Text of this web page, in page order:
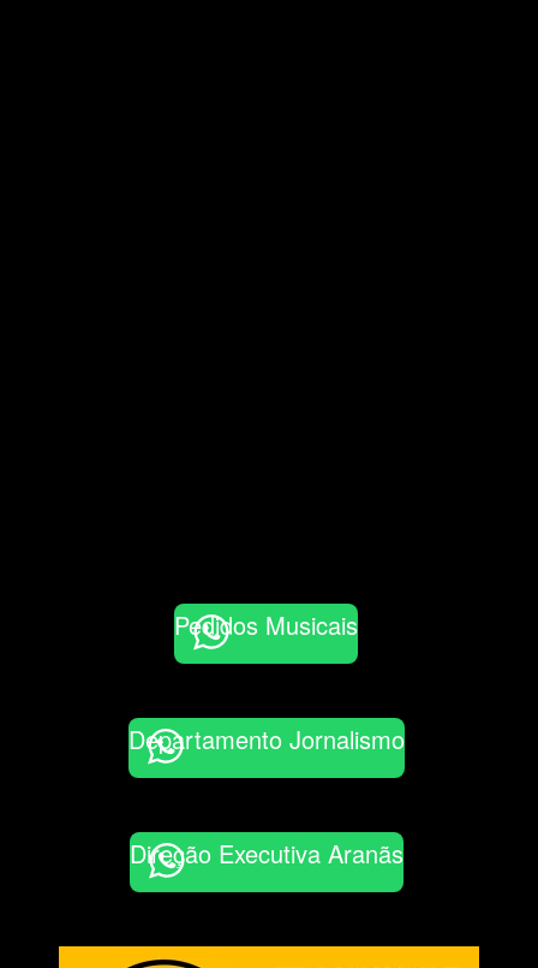
Pedidos Musicais
Departamento Jornalismo
Direção Executiva Aranãs